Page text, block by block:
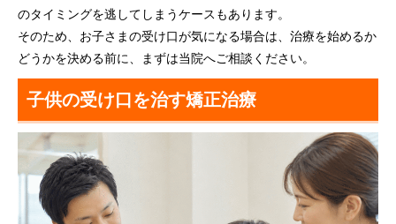
のタイミングを逃してしまうケースもあります。
そのため、お子さまの受け口が気になる場合は、治療を始めるか
どうかを決める前に、まずは当院へご相談ください。
子供の受け口を治す矯正治療